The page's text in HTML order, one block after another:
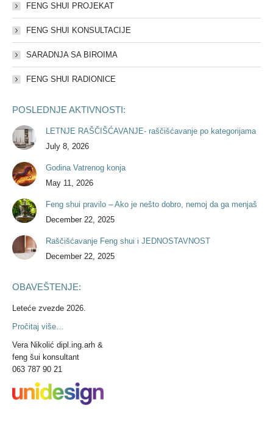
FENG SHUI PROJEKAT
FENG SHUI KONSULTACIJE
SARADNJA SA BIROIMA
FENG SHUI RADIONICE
POSLEDNJE AKTIVNOSTI:
LETNJE RAŠČIŠĆAVANJE- raščišćavanje po kategorijama
July 8, 2026
Godina Vatrenog konja
May 11, 2026
Feng shui pravilo – Ako je nešto dobro, nemoj da ga menjaš
December 22, 2025
Raščišćavanje Feng shui i JEDNOSTAVNOST
December 22, 2025
OBAVEŠTENJE:
Leteće zvezde 2026.
Pročitaj više…
Vera Nikolić dipl.ing.arh &
feng šui konsultant
063 787 90 21